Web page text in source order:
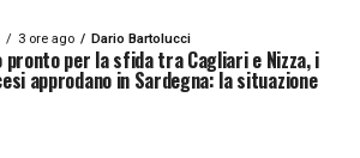
3 ore ago Dario Bartolucci
pronto per la sfida tra Cagliari e Nizza, i
approdano in Sardegna: la situazione